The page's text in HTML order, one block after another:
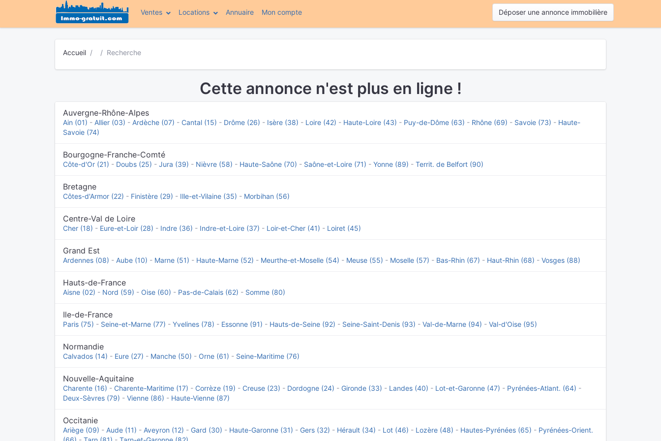
Ventes Locations Annuaire Mon compte(current) Déposer une annonce immobilière
Accueil Recherche
Cette annonce n'est plus en ligne !
Auvergne-Rhône-Alpes
Ain (01) - Allier (03) - Ardèche (07) - Cantal (15) - Drôme (26) - Isère (38) - Loire (42) - Haute-Loire (43) - Puy-de-Dôme (63) - Rhône (69) - Savoie (73) - Haute-
Savoie (74)
Bourgogne-Franche-Comté
Côte-d'Or (21) - Doubs (25) - Jura (39) - Nièvre (58) - Haute-Saône (70) - Saône-et-Loire (71) - Yonne (89) - Territ. de Belfort (90)
Bretagne
Côtes-d'Armor (22) - Finistère (29) - Ille-et-Vilaine (35) - Morbihan (56)
Centre-Val de Loire
Cher (18) - Eure-et-Loir (28) - Indre (36) - Indre-et-Loire (37) - Loir-et-Cher (41) - Loiret (45)
Grand Est
Ardennes (08) - Aube (10) - Marne (51) - Haute-Marne (52) - Meurthe-et-Moselle (54) - Meuse (55) - Moselle (57) - Bas-Rhin (67) - Haut-Rhin (68) - Vosges (88)
Hauts-de-France
Aisne (02) - Nord (59) - Oise (60) - Pas-de-Calais (62) - Somme (80)
Ile-de-France
Paris (75) - Seine-et-Marne (77) - Yvelines (78) - Essonne (91) - Hauts-de-Seine (92) - Seine-Saint-Denis (93) - Val-de-Marne (94) - Val-d'Oise (95)
Normandie
Calvados (14) - Eure (27) - Manche (50) - Orne (61) - Seine-Maritime (76)
Nouvelle-Aquitaine
Charente (16) - Charente-Maritime (17) - Corrèze (19) - Creuse (23) - Dordogne (24) - Gironde (33) - Landes (40) - Lot-et-Garonne (47) - Pyrénées-Atlant. (64) -
Deux-Sèvres (79) - Vienne (86) - Haute-Vienne (87)
Occitanie
Ariège (09) - Aude (11) - Aveyron (12) - Gard (30) - Haute-Garonne (31) - Gers (32) - Hérault (34) - Lot (46) - Lozère (48) - Hautes-Pyrénées (65) - Pyrénées-Orient.